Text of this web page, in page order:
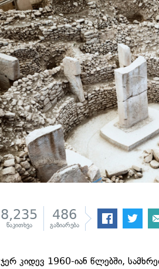
8,235
წაკითხვა
486
გაზიარება
ჯერ კიდევ 1960-იან წლებში,